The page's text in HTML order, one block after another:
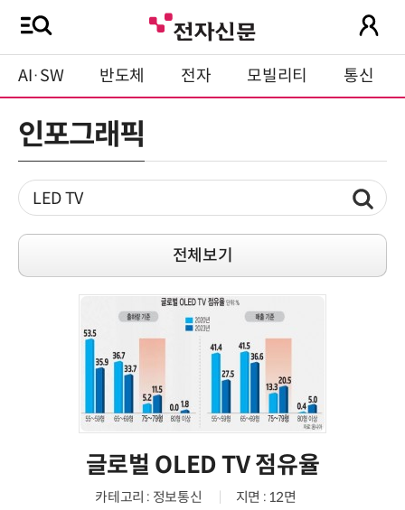
AI·SW 반도체 전자 모빌리티 통신
인포그래픽
전체보기
글로벌 OLED TV 점유율
카테고리 : 정보통신
지면 : 12면